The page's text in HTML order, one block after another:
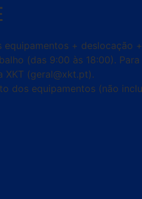
equipamentos +
(das 9:00 às 18:00).
XKT (geral@xkt.pt).
dos equipamentos (não